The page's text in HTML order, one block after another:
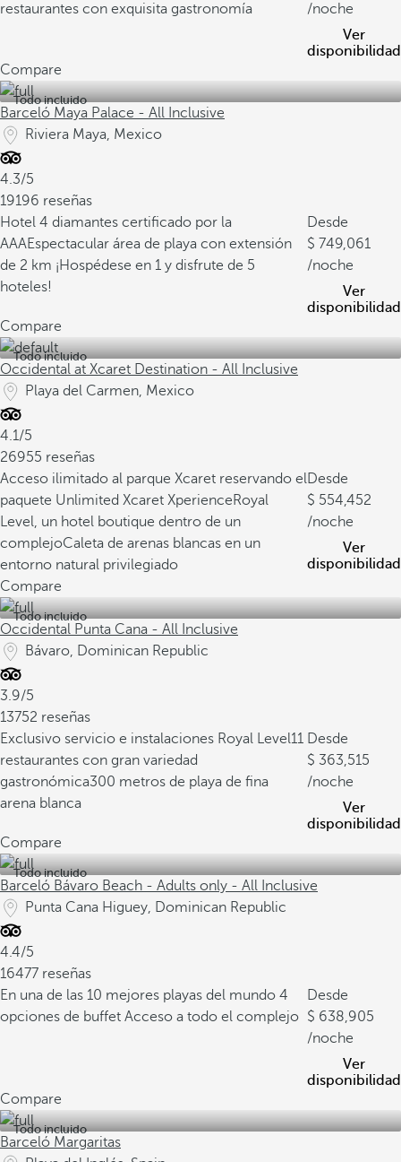
restaurantes con exquisita gastronomía
/noche
Ver
disponibilidad
Compare
Todo incluido
Barceló Maya Palace - All Inclusive
Riviera Maya, Mexico
4.3/5
19196 reseñas
Hotel 4 diamantes certificado por la
AAAEspectacular área de playa con extensión
de 2 km ¡Hospédese en 1 y disfrute de 5
hoteles!
Desde
749,061
/noche
Ver
disponibilidad
Compare
Todo incluido
Occidental at Xcaret Destination - All Inclusive
Playa del Carmen, Mexico
4.1/5
26955 reseñas
Acceso ilimitado al parque Xcaret reservando el
paquete Unlimited Xcaret XperienceRoyal
Level, un hotel boutique dentro de un
complejoCaleta de arenas blancas en un
entorno natural privilegiado
Desde
554,452
/noche
Ver
disponibilidad
Compare
Todo incluido
Occidental Punta Cana - All Inclusive
Bávaro, Dominican Republic
3.9/5
13752 reseñas
Exclusivo servicio e instalaciones Royal Level11
restaurantes con gran variedad
gastronómica300 metros de playa de fina
arena blanca
Desde
363,515
/noche
Ver
disponibilidad
Compare
Todo incluido
Barceló Bávaro Beach - Adults only - All Inclusive
Punta Cana Higuey, Dominican Republic
4.4/5
16477 reseñas
En una de las 10 mejores playas del mundo 4
opciones de buffet Acceso a todo el complejo
Desde
638,905
/noche
Ver
disponibilidad
Compare
Todo incluido
Barceló Margaritas